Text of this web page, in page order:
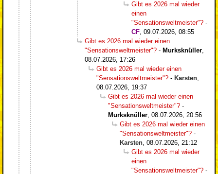
Gibt es 2026 mal wieder
einen
"Sensationsweltmeister"? -
CF, 09.07.2026, 08:55
Gibt es 2026 mal wieder einen
"Sensationsweltmeister"? - Murksknüller,
08.07.2026, 17:26
Gibt es 2026 mal wieder einen
"Sensationsweltmeister"? - Karsten,
08.07.2026, 19:37
Gibt es 2026 mal wieder einen
"Sensationsweltmeister"? -
Murksknüller, 08.07.2026, 20:56
Gibt es 2026 mal wieder einen
"Sensationsweltmeister"? -
Karsten, 08.07.2026, 21:12
Gibt es 2026 mal wieder
einen
"Sensationsweltmeister"? -